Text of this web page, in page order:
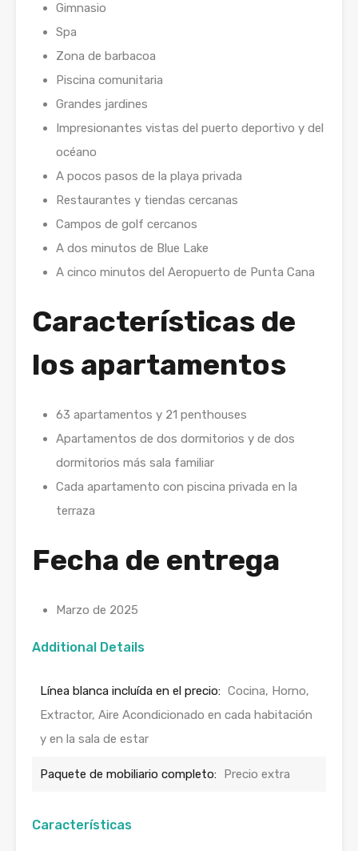
Gimnasio
Spa
Zona de barbacoa
Piscina comunitaria
Grandes jardines
Impresionantes vistas del puerto deportivo y del
océano
A pocos pasos de la playa privada
Restaurantes y tiendas cercanas
Campos de golf cercanos
A dos minutos de Blue Lake
A cinco minutos del Aeropuerto de Punta Cana
Características de
los apartamentos
63 apartamentos y 21 penthouses
Apartamentos de dos dormitorios y de dos
dormitorios más sala familiar
Cada apartamento con piscina privada en la
terraza
Fecha de entrega
Marzo de 2025
Additional Details
Línea blanca incluída en el precio: Cocina, Horno,
Extractor, Aire Acondicionado en cada habitación
y en la sala de estar
Paquete de mobiliario completo: Precio extra
Características